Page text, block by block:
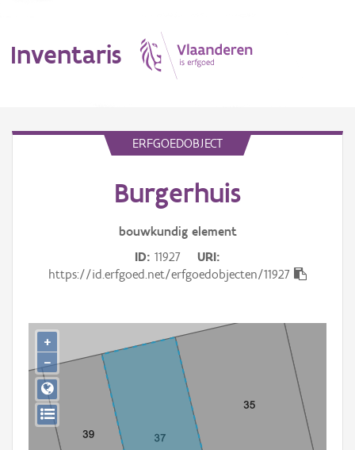
Inventaris
Gebeurtenis
Persoon of collectief
Downloads
Hergebruik
ERFGOEDOBJECT
Burgerhuis
bouwkundig element
ID 11927
URI
https://id.erfgoed.net/erfgoedobjecten/11927
+
−